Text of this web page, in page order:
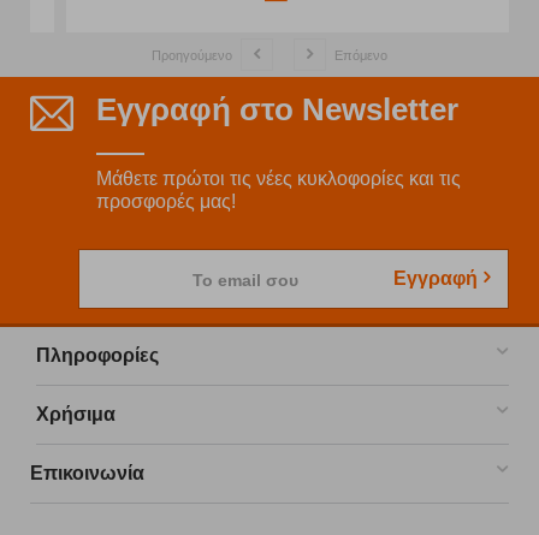
Προηγούμενο Επόμενο
Εγγραφή στο Newsletter
Μάθετε πρώτοι τις νέες κυκλοφορίες και τις
προσφορές μας!
Το email σου Εγγραφή
Πληροφορίες
Χρήσιμα
Επικοινωνία